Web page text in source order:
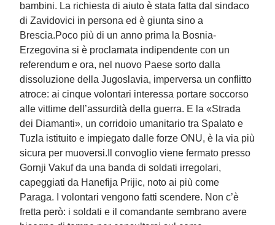
bambini. La richiesta di aiuto è stata fatta dal sindaco
di Zavidovici in persona ed è giunta sino a
Brescia.Poco più di un anno prima la Bosnia-
Erzegovina si è proclamata indipendente con un
referendum e ora, nel nuovo Paese sorto dalla
dissoluzione della Jugoslavia, imperversa un conflitto
atroce: ai cinque volontari interessa portare soccorso
alle vittime dell’assurdità della guerra. E la «Strada
dei Diamanti», un corridoio umanitario tra Spalato e
Tuzla istituito e impiegato dalle forze ONU, è la via più
sicura per muoversi.Il convoglio viene fermato presso
Gornji Vakuf da una banda di soldati irregolari,
capeggiati da Hanefija Prijic, noto ai più come
Paraga. I volontari vengono fatti scendere. Non c’è
fretta però: i soldati e il comandante sembrano avere